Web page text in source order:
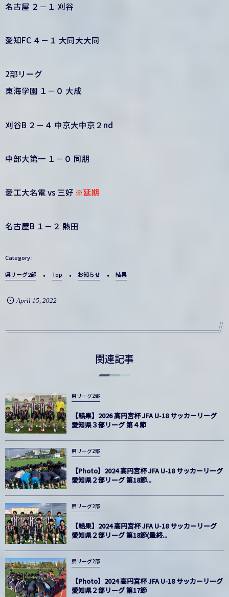
名古屋 ２－１ 刈谷
愛知FC ４－１ 大同大大同
2部リーグ
東海学園 １－０ 大成
刈谷B ２－４ 中京大中京２nd
中部大第一 １－０ 同朋
愛工大名電 vs 三好 ※延期
名古屋B １－２ 熱田
県リーグ2部 Top お知らせ 結果
April 15, 2022
関連記事
県リーグ2部
【結果】2026 高円宮杯 JFA U-18 サッカーリーグ
愛知県３部リーグ 第４節
県リーグ2部
【Photo】2024 高円宮杯 JFA U-18 サッカーリーグ
愛知県２部リーグ 第18節...
県リーグ2部
【結果】2024 高円宮杯 JFA U-18 サッカーリーグ
愛知県２部リーグ 第18節(最終...
県リーグ2部
【Photo】2024 高円宮杯 JFA U-18 サッカーリーグ
愛知県２部リーグ 第17節